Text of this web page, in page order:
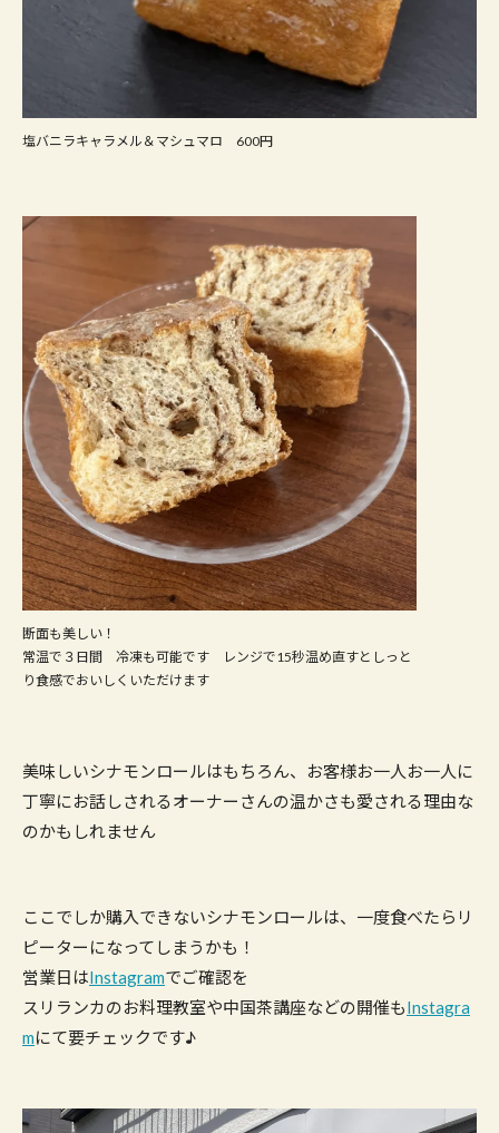
塩バニラキャラメル＆マシュマロ 600円
断面も美しい！
常温で３日間 冷凍も可能です レンジで15秒温め直すとしっと
り食感でおいしくいただけます
美味しいシナモンロールはもちろん、お客様お一人お一人に
丁寧にお話しされるオーナーさんの温かさも愛される理由な
のかもしれません
ここでしか購入できないシナモンロールは、一度食べたらリ
ピーターになってしまうかも！
営業日はInstagramでご確認を
スリランカのお料理教室や中国茶講座などの開催もInstagra
mにて要チェックです♪